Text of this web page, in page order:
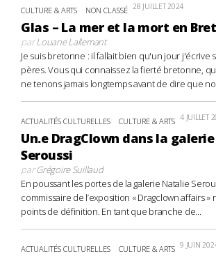
CULTURE & ARTS NON CLASSÉ 28 JUILLET 2024
Glas – La mer et la mort en
parLouane Lallemant
Je suis bretonne : il fallait bien qu'un jour j'écrive
pères. Vous qui connaissez la fierté bretonne,
ne tenons jamais longtemps avant de dire que
ACTUALITÉS CULTURELLES CULTURE & ARTS 4 JUILLET
Un.e DragClown dans la
Seroussi
parGrégoire Suillaud
En poussant les portes de la galerie Natalie
commissaire de l’exposition « Dragclown affairs »
points de définition. En tant que branche de...
ACTUALITÉS CULTURELLES CULTURE & ARTS 9 JUIN